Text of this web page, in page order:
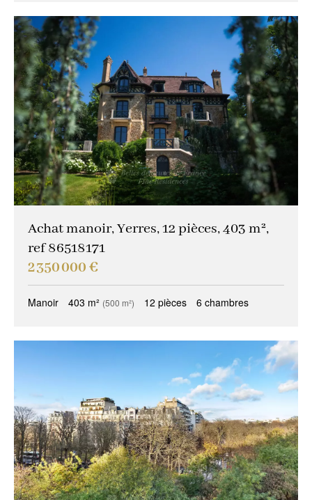
Achat manoir, Yerres, 12 pièces, 403 m²,
ref 86518171
2 350 000 €
Manoir 403 m² (500 m²) 12 pièces 6 chambres